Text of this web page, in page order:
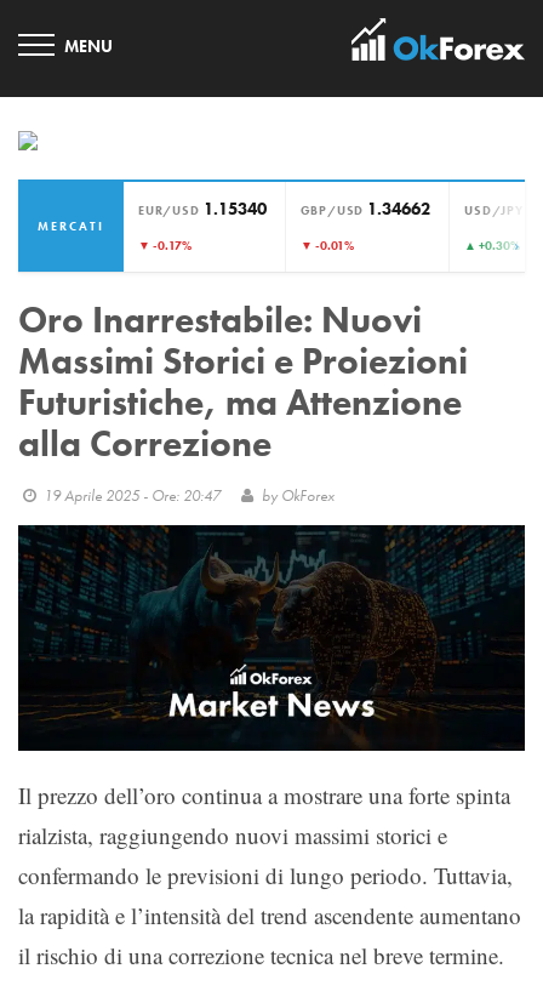
MERCATI
EUR/USD 1.15340
▼ -0.17%
GBP/USD 1.34662
▼ -0.01%
USD/JPY
▲ +0.30%›
Oro Inarrestabile: Nuovi
Massimi Storici e Proiezioni
Futuristiche, ma Attenzione
alla Correzione
19 Aprile 2025 - Ore: 20:47 by OkForex
Il prezzo dell’oro continua a mostrare una forte spinta
rialzista, raggiungendo nuovi massimi storici e
confermando le previsioni di lungo periodo. Tuttavia,
la rapidità e l’intensità del trend ascendente aumentano
il rischio di una correzione tecnica nel breve termine.